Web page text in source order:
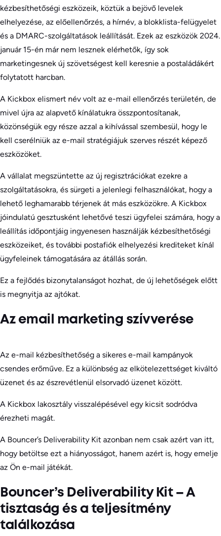
kézbesíthetőségi eszközeik, köztük a bejövő levelek
elhelyezése, az előellenőrzés, a hírnév, a blokklista-felügyelet
és a DMARC-szolgáltatások leállítását. Ezek az eszközök 2024.
január 15-én már nem lesznek elérhetők, így sok
marketingesnek új szövetségest kell keresnie a postaládákért
folytatott harcban.
A Kickbox elismert név volt az e-mail ellenőrzés területén, de
mivel újra az alapvető kínálatukra összpontosítanak,
közönségük egy része azzal a kihívással szembesül, hogy le
kell cserélniük az e-mail stratégiájuk szerves részét képező
eszközöket.
A vállalat megszüntette az új regisztrációkat ezekre a
szolgáltatásokra, és sürgeti a jelenlegi felhasználókat, hogy a
lehető leghamarabb térjenek át más eszközökre. A Kickbox
jóindulatú gesztusként lehetővé teszi ügyfelei számára, hogy a
leállítás időpontjáig ingyenesen használják kézbesíthetőségi
eszközeiket, és további postafiók elhelyezési krediteket kínál
ügyfeleinek támogatására az átállás során.
Ez a fejlődés bizonytalanságot hozhat, de új lehetőségek előtt
is megnyitja az ajtókat.
Az email marketing szívverése
Az e-mail kézbesíthetőség a sikeres e-mail kampányok
csendes erőműve. Ez a különbség az elkötelezettséget kiváltó
üzenet és az észrevétlenül elsorvadó üzenet között.
A Kickbox lakosztály visszalépésével egy kicsit sodródva
érezheti magát.
A Bouncer’s Deliverability Kit azonban nem csak azért van itt,
hogy betöltse ezt a hiányosságot, hanem azért is, hogy emelje
az Ön e-mail játékát.
Bouncer’s Deliverability Kit – A
tisztaság és a teljesítmény
találkozása